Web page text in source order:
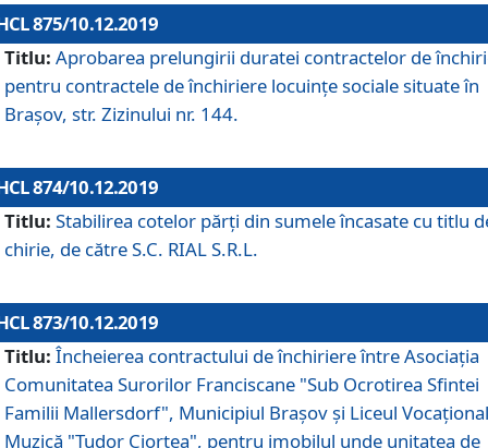
875/10.12.2019
Titlu: Aprobarea prelungirii duratei contractelor de
pentru contractele de închiriere locuinţe sociale situate în
Braşov, str. Zizinului nr. 144.
874/10.12.2019
Titlu: Stabilirea cotelor părți din sumele încasate cu titlu
chirie, de către S.C. RIAL S.R.L.
873/10.12.2019
Titlu: Încheierea contractului de închiriere între Asociația
Comunitatea Surorilor Franciscane "Sub Ocrotirea Sfintei
Familii Mallersdorf", Municipiul Braşov şi Liceul
Muzică "Tudor Ciortea", pentru imobilul unde unitatea de